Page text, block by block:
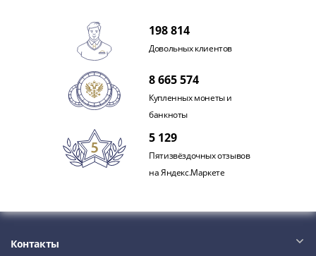
198 814
Довольных клиентов
8 665 574
Купленных монеты и
банкноты
5 129
Пятизвёздочных отзывов
на Яндекс.Маркете
Контакты